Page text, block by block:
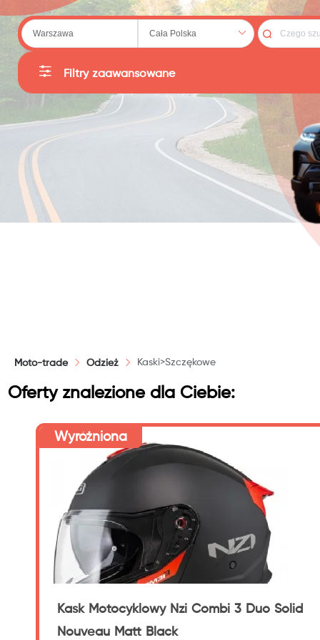
(20)
Filtry zaawansowane
Kategorie
Moto-trade Odzież Kaski>Szczękowe
Oferty znalezione dla Ciebie:
Wyróżniona
Kask Motocyklowy Nzi Combi 3 Duo Solid
Nouveau Matt Black